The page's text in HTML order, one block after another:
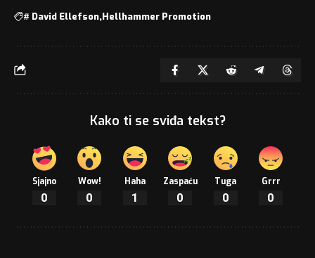
# David Ellefson Hellhammer Promotion
Kako ti se sviđa tekst?
Sjajno
0
Wow!
0
Haha
1
Zaspaću
0
Tuga
0
Grrr
0